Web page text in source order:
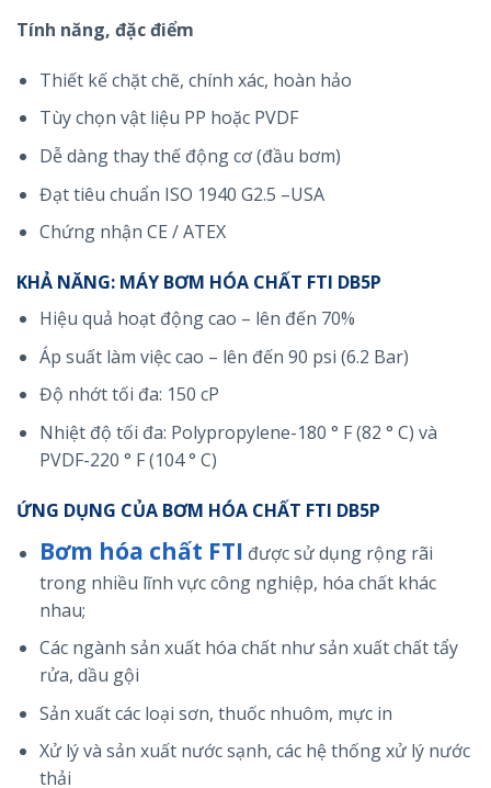
Tính năng, đặc điểm
Thiết kế chặt chẽ, chính xác, hoàn hảo
Tùy chọn vật liệu PP hoặc PVDF
Dễ dàng thay thế động cơ (đầu bơm)
Đạt tiêu chuẩn ISO 1940 G2.5 –USA
Chứng nhận CE / ATEX
KHẢ NĂNG: MÁY BƠM HÓA CHẤT FTI DB5P
Hiệu quả hoạt động cao – lên đến 70%
Áp suất làm việc cao – lên đến 90 psi (6.2 Bar)
Độ nhớt tối đa: 150 cP
Nhiệt độ tối đa: Polypropylene-180 ° F (82 ° C) và
PVDF-220 ° F (104 ° C)
ỨNG DỤNG CỦA BƠM HÓA CHẤT FTI DB5P
Bơm hóa chất FTI được sử dụng rộng rãi
trong nhiều lĩnh vực công nghiệp, hóa chất khác
nhau;
Các ngành sản xuất hóa chất như sản xuất chất tẩy
rửa, dầu gội
Sản xuất các loại sơn, thuốc nhuôm, mực in
Xử lý và sản xuất nước sạnh, các hệ thống xử lý nước
thải